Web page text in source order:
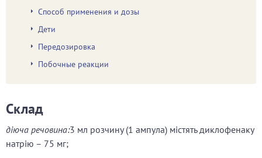
Способ применения и дозы
Дети
Передозировка
Побочные реакции
Склад
діюча речовина:3 мл розчину (1 ампула) містять диклофенаку
натрію – 75 мг;